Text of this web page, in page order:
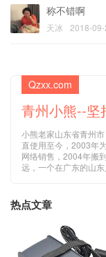
称不错啊
天冰 2018-
Qzxx.com
青州小熊--坚
小熊老家山东省青州
直使用至今，2003年
网络销售，2004年搬
远，一个在广东的山
热点文章